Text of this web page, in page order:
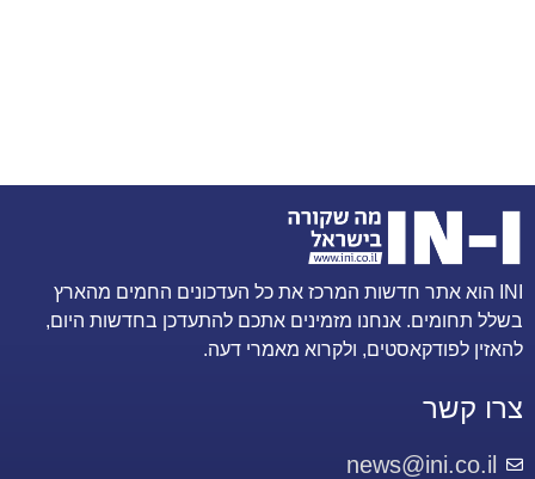
INI הוא אתר חדשות המרכז את כל העדכונים החמים מהארץ
בשלל תחומים. אנחנו מזמינים אתכם להתעדכן בחדשות היום,
להאזין לפודקאסטים, ולקרוא מאמרי דעה.
צרו קשר
news@ini.co.il